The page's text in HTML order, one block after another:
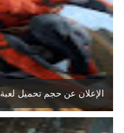
الإعلان عن حجم تحميل لعبة Spider Man